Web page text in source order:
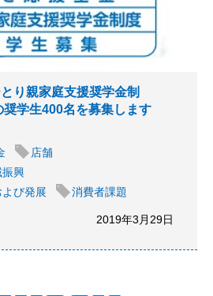
り親家庭支援奨学金制
学生400名を募集します
店舗
振興
び発展
消費者課題
2019年3月29日